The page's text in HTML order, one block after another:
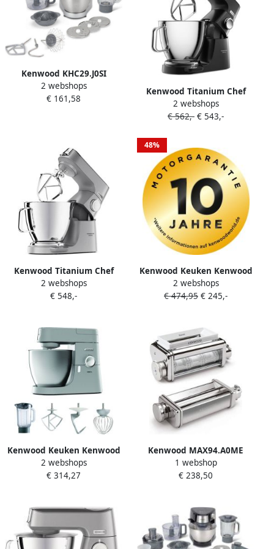
Kenwood KHC29.J0SI
Prospero keukenmachine 2
accessoires zilver
2 webshops
€ 161,58
Kenwood Titanium Chef
Baker Multipro XL
KVL85.004BK keukenmixer
2 webshops
€ 562,- € 543,-
Kenwood Titanium Chef
Baker XL KVL85.124SI |
Keukenrobots |
5011423002354
2 webshops
€ 548,-
48%
Kenwood Keuken Kenwood
Chef KVC3110S
Keukenmachine
2 webshops
€ 474,95 € 245,-
Kenwood Keuken Kenwood
Chef XL KVL4110S
Keukenmachine Zilver
2 webshops
€ 314,27
Kenwood MAX94.A0ME
raviolimaker en
lasagneroller zilver
1 webshop
€ 238,50